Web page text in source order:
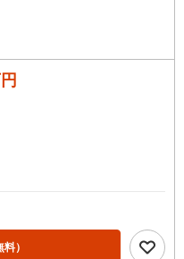
料）